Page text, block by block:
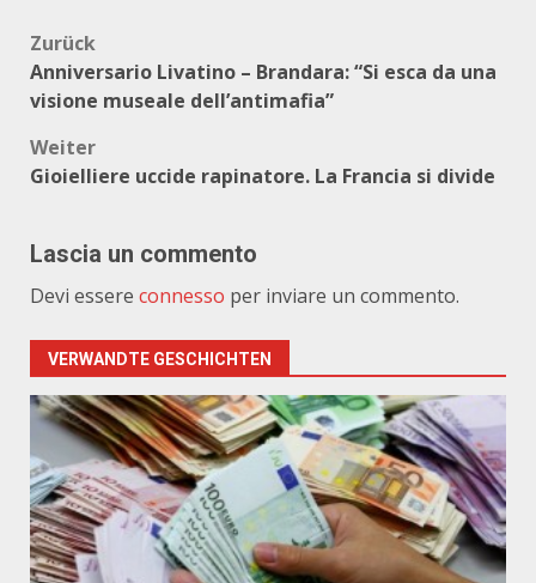
Beitragsnavigation
Zurück
Anniversario Livatino – Brandara: “Si esca da una
visione museale dell’antimafia”
Weiter
Gioielliere uccide rapinatore. La Francia si divide
Lascia un commento
Devi essere connesso per inviare un commento.
VERWANDTE GESCHICHTEN